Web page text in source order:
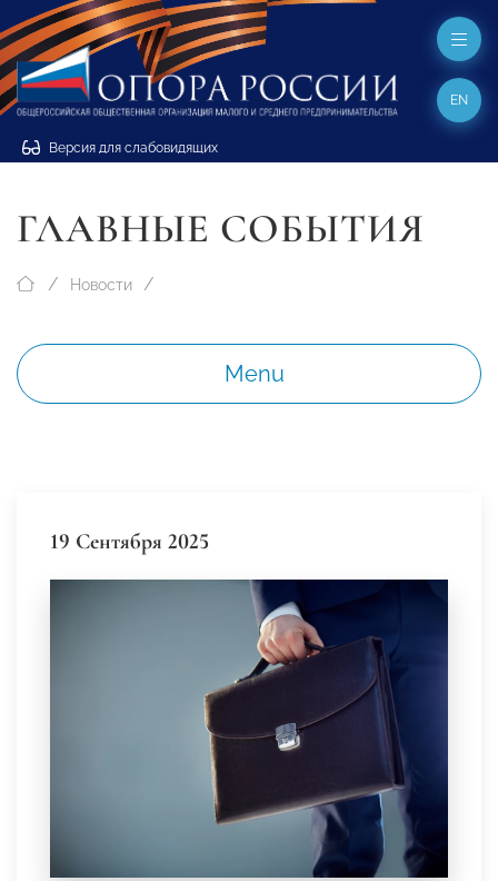
Версия для слабовидящих
EN
ГЛАВНЫЕ СОБЫТИЯ
Новости
Menu
19 Сентября 2025